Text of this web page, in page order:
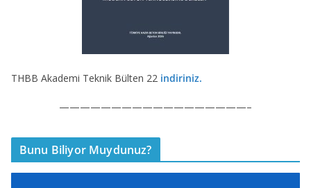
THBB Akademi Teknik Bülten 22 indiriniz.
——————————————————–
Bunu Biliyor Muydunuz?